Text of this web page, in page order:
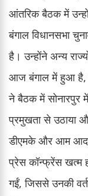
आंतरिक बैठक में
बंगाल विधानसभा
है। उन्होंने अन्य
आज बंगाल में हुआ है,
ने बैठक में सोनारपुर
प्रमुखता से उठाया
डीएमके और आम आदमी
प्रेस कॉन्फ्रेंस खत्म
गईं, जिससे उनकी